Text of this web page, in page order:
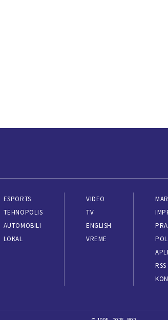
ESPORTS
TEHNOPOLIS
AUTOMOBILI
LOKAL
VIDEO
TV
ENGLISH
VREME
RSS